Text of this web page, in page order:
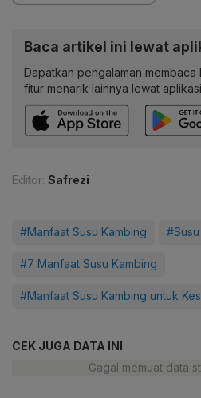
Baca artikel ini lewat
Dapatkan pengalaman membaca
fitur menarik lainnya lewat
Editor: Safrezi
#Manfaat Susu Kambing
#7 Manfaat Susu Kambing
#Manfaat Susu Kambing untuk
CEK JUGA DATA INI
Gagal memuat data